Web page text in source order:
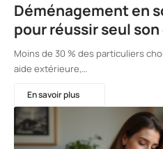
Déménagement en
pour réussir seul
Moins de 30 % des particuliers
aide extérieure,…
En savoir plus